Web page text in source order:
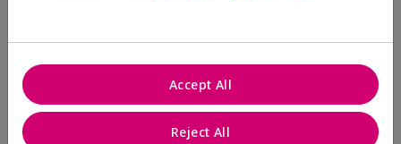
Tyre, for introducing me to these products!
ConclusiónSí, recomendaría a un amigo
¿Le ha resultado útil esta
Reject All
Accept All